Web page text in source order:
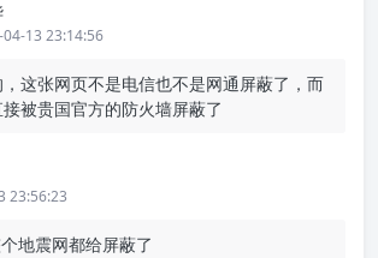
13 23:14:56
这张网页不是电信也不是网通屏蔽了，而
被贵国官方的防火墙屏蔽了
23:56:23
地震网都给屏蔽了